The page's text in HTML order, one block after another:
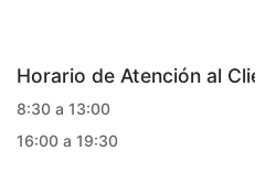
Horario de Atención al
8:30 a 13:00
16:00 a 19:30